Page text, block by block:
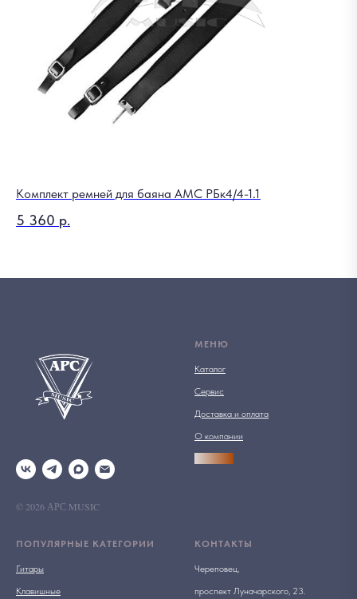
Комплект ремней для баяна AMC РБк4/4-1.1
5 360 р.
© 2026 АРС MUSIC
МЕНЮ
Каталог
Сервис
Доставка и оплата
О компании
ПОПУЛЯРНЫЕ КАТЕГОРИИ
Гитары
Клавишные
КОНТАКТЫ
Череповец,
проспект Луначарского, 23.